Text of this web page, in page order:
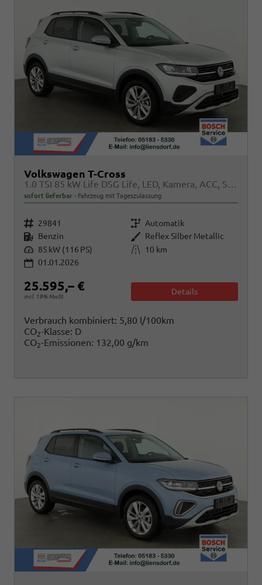
Volkswagen T-Cross
1.0 TSI 85 kW Life DSG Life, LED, Kamera, ACC, Side, Winter, 17-Zoll, 3-J. Garantie
sofort lieferbar Fahrzeug mit Tageszulassung
Fahrzeugnr. 29841 Getriebe Automatik
Kraftstoff Benzin Außenfarbe Reflex Silber Metallic
Leistung 85 kW (116 PS) Kilometerstand
10 km
01.01.2026
25.595,– €
incl. 19% MwSt.
Details
Verbrauch kombiniert: 5,80 l/100km
CO2-Klasse: D
CO2-Emissionen: 132,00 g/km